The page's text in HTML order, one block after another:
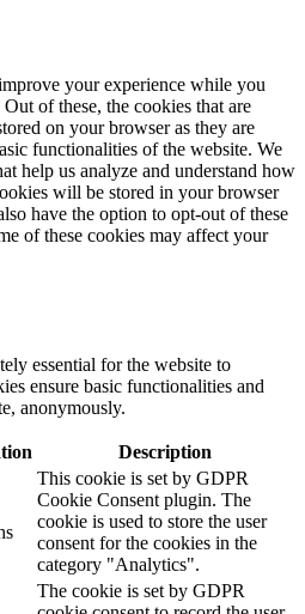
your experience while you
of these, the cookies that are
on your browser as they are
functionalities of the website. We
help us analyze and understand how
will be stored in your browser
have the option to opt-out of these
of these cookies may affect your
essential for the website to
ensure basic functionalities and
anonymously.
Description
This cookie is set by GDPR
Cookie Consent plugin. The
cookie is used to store the user
consent for the cookies in the
category "Analytics".
The cookie is set by GDPR